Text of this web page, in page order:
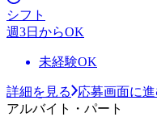
シフト
週3日からOK
未経験OK
詳細を見る
応募画面に
アルバイト・パート